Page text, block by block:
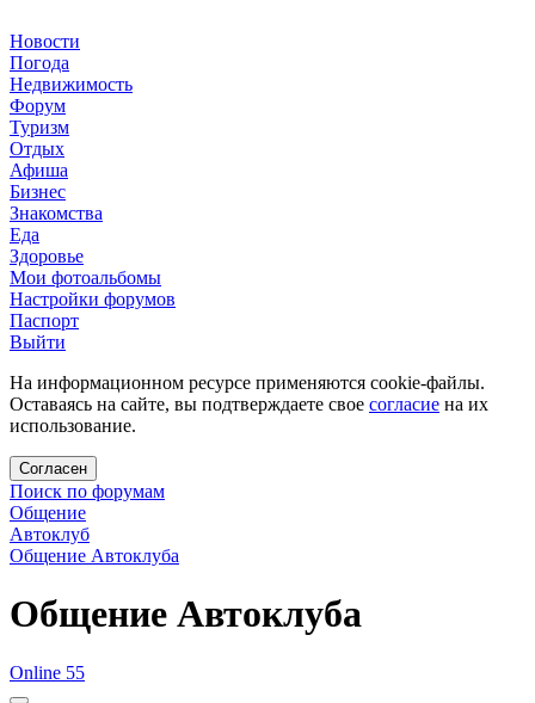
Новости
Погода
Недвижимость
Форум
Туризм
Отдых
Афиша
Бизнес
Знакомства
Еда
Здоровье
Мои фотоальбомы
Настройки форумов
Паспорт
Выйти
На информационном ресурсе применяются cookie-файлы.
Оставаясь на сайте, вы подтверждаете свое согласие на их
использование.
Согласен
Поиск по форумам
Общение
Автоклуб
Общение Автоклуба
Общение Автоклуба
Online 55